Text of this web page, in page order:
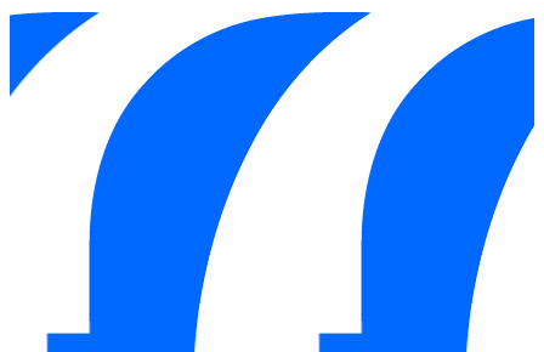
Bếp từ MALLOCA MH-732IN trang bị 2 vùng nấu mạnh mẽ,
mỗi vùng đạt công suất 1800W và hỗ trợ Booster lên đến
2100W, giúp tăng nhiệt nhanh, rút ngắn thời gian nấu nướng
đến 1,5 lần. Đây là giải pháp lý tưởng cho các món cần gia
nhiệt gấp như chiên xào, nấu súp, đun nước. Bếp còn tích hợp
bảng điều khiển cảm ứng trượt Slider, cho phép điều chỉnh
công suất linh hoạt, dễ sử dụng, nâng cao trải nghiệm nấu
nướng tiện lợi và chuyên nghiệp.